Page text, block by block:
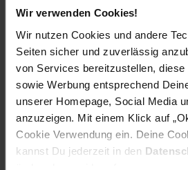
Wir verwenden Cookies!
Wir nutzen Cookies und andere
Seiten sicher und zuverlässig
von Services bereitzustellen,
sowie Werbung entsprechend
unserer Homepage, Social Media
anzuzeigen. Mit einem Klick auf
Cookie Verwendung ein. Deine
kannst Du jederzeit in den
Smartphone
Ladekabel
SIM-Nadel
Modellnummer kann aufgrund
abweichen